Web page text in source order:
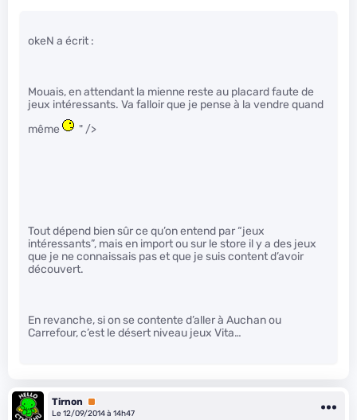
okeN a écrit :
Mouais, en attendant la mienne reste au placard faute de
jeux intéressants. Va falloir que je pense à la vendre quand
même
" />
Tout dépend bien sûr ce qu’on entend par “jeux
intéressants”, mais en import ou sur le store il y a des jeux
que je ne connaissais pas et que je suis content d’avoir
découvert.
En revanche, si on se contente d’aller à Auchan ou
Carrefour, c’est le désert niveau jeux Vita…
Tirnon
Premium
Le 12/09/2014 à 14h47